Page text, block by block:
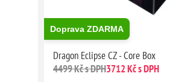
Doprava ZDARMA
Dragon Eclipse CZ - Core Box
4499 Kč s DPH3712 Kč s DPH